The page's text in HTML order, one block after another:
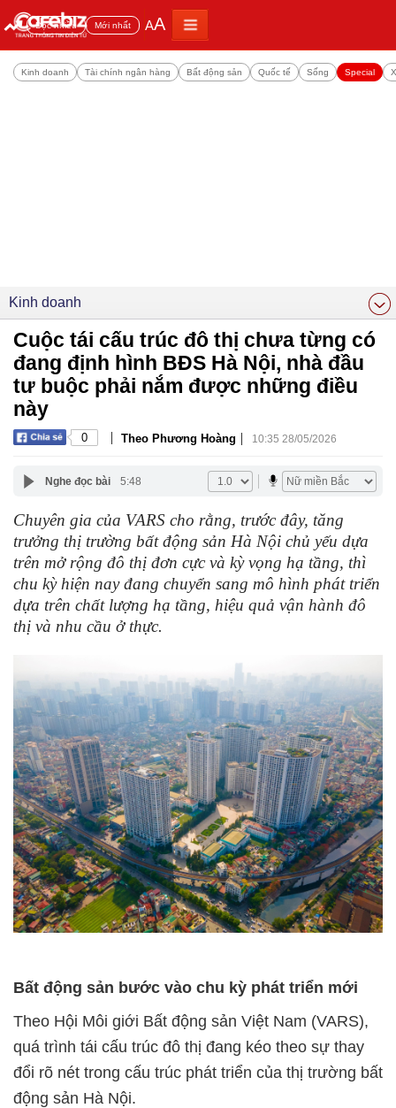
Đọc nhiều Mới nhất AA
Kinh doanh Tài chính ngân hàng Bất động sản Quốc tế Sống Special
Kinh doanh
Cuộc tái cấu trúc đô thị chưa từng có
đang định hình BĐS Hà Nội, nhà đầu
tư buộc phải nắm được những điều
này
0 | Theo Phương Hoàng | 10:35 28/05/2026
Nghe đọc bài 5:48
Chuyên gia của VARS cho rằng, trước đây, tăng
trưởng thị trường bất động sản Hà Nội chủ yếu dựa
trên mở rộng đô thị đơn cực và kỳ vọng hạ tầng, thì
chu kỳ hiện nay đang chuyển sang mô hình phát triển
dựa trên chất lượng hạ tầng, hiệu quả vận hành đô
thị và nhu cầu ở thực.
Bất động sản bước vào chu kỳ phát triển mới
Theo Hội Môi giới Bất động sản Việt Nam (VARS),
quá trình tái cấu trúc đô thị đang kéo theo sự thay
đổi rõ nét trong cấu trúc phát triển của thị trường bất
động sản Hà Nội.